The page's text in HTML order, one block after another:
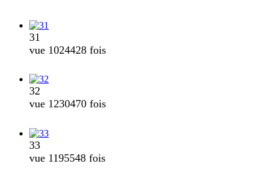
31
vue 1024428 fois
32
vue 1230470 fois
33
vue 1195548 fois